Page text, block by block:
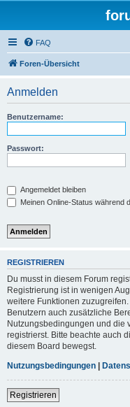
FAQ
Foren-Übersicht
Anmelden
Benutzername:
Passwort:
Angemeldet bleiben
Meinen Online-Status während
REGISTRIEREN
Du musst in diesem Forum
Registrierung ist in wenigen
weitere Funktionen
Benutzern auch zusätzliche
Nutzungsbedingungen und die
registrierst. Bitte beachte auch
diesem Board bewegst.
Nutzungsbedingungen |
Registrieren